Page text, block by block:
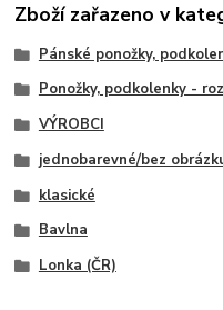
Zboží zařazeno v
Pánské ponožky,
Ponožky, podkolenky -
VÝROBCI
jednobarevné/bez
klasické
Bavlna
Lonka (ČR)